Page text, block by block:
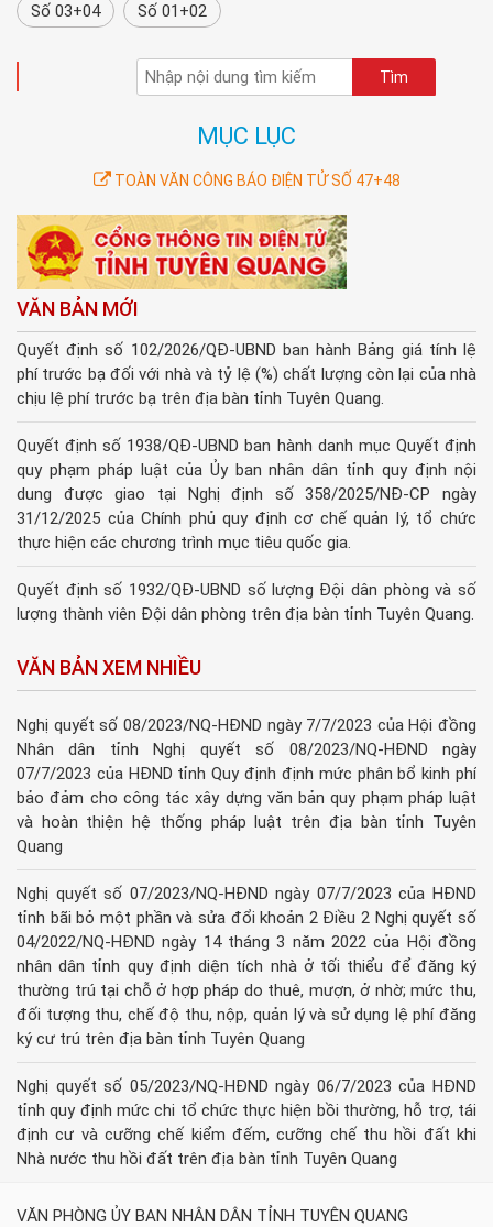
Số 03+04 Số 01+02
MỤC LỤC
TOÀN VĂN CÔNG BÁO ĐIỆN TỬ SỐ 47+48
VĂN BẢN MỚI
Quyết định số 102/2026/QĐ-UBND ban hành Bảng giá tính lệ
phí trước bạ đối với nhà và tỷ lệ (%) chất lượng còn lại của nhà
chịu lệ phí trước bạ trên địa bàn tỉnh Tuyên Quang.
Quyết định số 1938/QĐ-UBND ban hành danh mục Quyết định
quy phạm pháp luật của Ủy ban nhân dân tỉnh quy định nội
dung được giao tại Nghị định số 358/2025/NĐ-CP ngày
31/12/2025 của Chính phủ quy định cơ chế quản lý, tổ chức
thực hiện các chương trình mục tiêu quốc gia.
Quyết định số 1932/QĐ-UBND số lượng Đội dân phòng và số
lượng thành viên Đội dân phòng trên địa bàn tỉnh Tuyên Quang.
VĂN BẢN XEM NHIỀU
Nghị quyết số 08/2023/NQ-HĐND ngày 7/7/2023 của Hội đồng
Nhân dân tỉnh Nghị quyết số 08/2023/NQ-HĐND ngày
07/7/2023 của HĐND tỉnh Quy định định mức phân bổ kinh phí
bảo đảm cho công tác xây dựng văn bản quy phạm pháp luật
và hoàn thiện hệ thống pháp luật trên địa bàn tỉnh Tuyên
Quang
Nghị quyết số 07/2023/NQ-HĐND ngày 07/7/2023 của HĐND
tỉnh bãi bỏ một phần và sửa đổi khoản 2 Điều 2 Nghị quyết số
04/2022/NQ-HĐND ngày 14 tháng 3 năm 2022 của Hội đồng
nhân dân tỉnh quy định diện tích nhà ở tối thiểu để đăng ký
thường trú tại chỗ ở hợp pháp do thuê, mượn, ở nhờ; mức thu,
đối tượng thu, chế độ thu, nộp, quản lý và sử dụng lệ phí đăng
ký cư trú trên địa bàn tỉnh Tuyên Quang
Nghị quyết số 05/2023/NQ-HĐND ngày 06/7/2023 của HĐND
tỉnh quy định mức chi tổ chức thực hiện bồi thường, hỗ trợ, tái
định cư và cưỡng chế kiểm đếm, cưỡng chế thu hồi đất khi
Nhà nước thu hồi đất trên địa bàn tỉnh Tuyên Quang
VĂN PHÒNG ỦY BAN NHÂN DÂN TỈNH TUYÊN QUANG